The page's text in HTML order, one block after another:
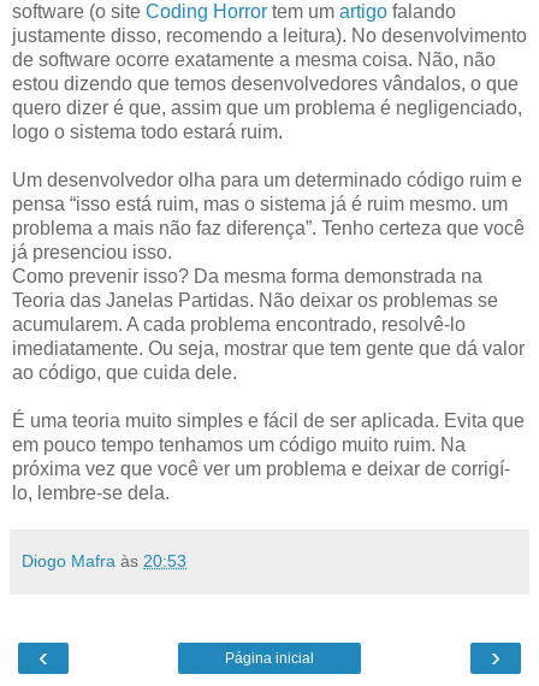
software (o site Coding Horror tem um artigo falando
justamente disso, recomendo a leitura). No desenvolvimento
de software ocorre exatamente a mesma coisa. Não, não
estou dizendo que temos desenvolvedores vândalos, o que
quero dizer é que, assim que um problema é negligenciado,
logo o sistema todo estará ruim.
Um desenvolvedor olha para um determinado código ruim e
pensa “isso está ruim, mas o sistema já é ruim mesmo. um
problema a mais não faz diferença”. Tenho certeza que você
já presenciou isso.
Como prevenir isso? Da mesma forma demonstrada na
Teoria das Janelas Partidas. Não deixar os problemas se
acumularem. A cada problema encontrado, resolvê-lo
imediatamente. Ou seja, mostrar que tem gente que dá valor
ao código, que cuida dele.
É uma teoria muito simples e fácil de ser aplicada. Evita que
em pouco tempo tenhamos um código muito ruim. Na
próxima vez que você ver um problema e deixar de corrigí-
lo, lembre-se dela.
Diogo Mafra às 20:53
‹ ›
Página inicial